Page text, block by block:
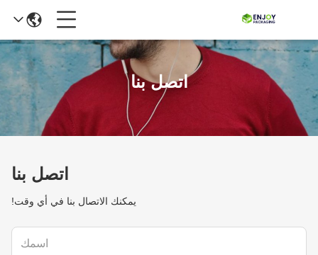
اتصل بنا
اتصل بنا
يمكنك الاتصال بنا في أي وقت!